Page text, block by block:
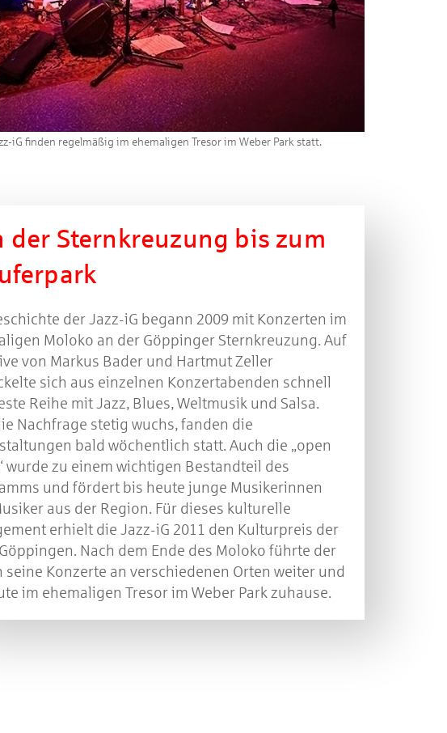
iG finden regelmäßig im ehemaligen Tresor im Weber Park statt.
der Sternkreuzung bis zum
der Jazz-iG begann 2009 mit Konzerten im
Moloko an der Göppinger Sternkreuzung. Auf
von Markus Bader und Hartmut Zeller
sich aus einzelnen Konzertabenden schnell
Reihe mit Jazz, Blues, Weltmusik und Salsa.
Nachfrage stetig wuchs, fanden die
bald wöchentlich statt. Auch die „open
wurde zu einem wichtigen Bestandteil des
und fördert bis heute junge Musikerinnen
aus der Region. Für dieses kulturelle
erhielt die Jazz-iG 2011 den Kulturpreis der
Nach dem Ende des Moloko führte der
seine Konzerte an verschiedenen Orten weiter und
im ehemaligen Tresor im Weber Park zuhause.